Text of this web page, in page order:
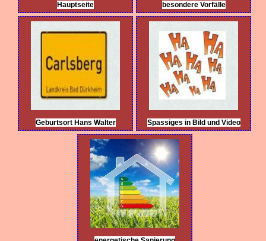
Hauptseite besondere Vorfälle
Geburtsort Hans Walter Spassiges in Bild und Video